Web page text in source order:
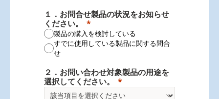
１．お問合せ製品の状況をお知らせ
ください。
製品の購入を検討している
すでに使用している製品に関する問合
せ
２．お問い合わせ対象製品の用途を
選択してください。